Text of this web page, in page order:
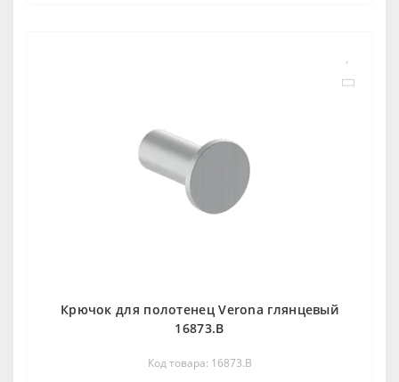
Крючок для полотенец Verona глянцевый
16873.B
Код товара: 16873.B